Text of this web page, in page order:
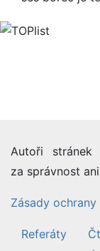
Autoři stránek
za správnost
Zásady
Referáty